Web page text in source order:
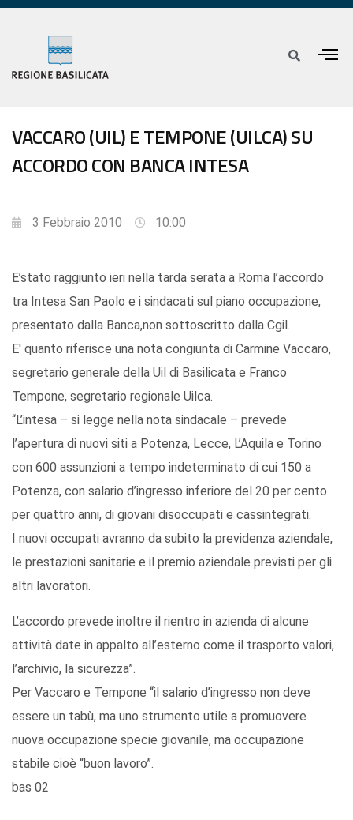
VACCARO (UIL) E TEMPONE (UILCA) SU
ACCORDO CON BANCA INTESA
3 Febbraio 2010 10:00
E’stato raggiunto ieri nella tarda serata a Roma l’accordo
tra Intesa San Paolo e i sindacati sul piano occupazione,
presentato dalla Banca,non sottoscritto dalla Cgil.
E' quanto riferisce una nota congiunta di Carmine Vaccaro,
segretario generale della Uil di Basilicata e Franco
Tempone, segretario regionale Uilca.
“L’intesa – si legge nella nota sindacale – prevede
l’apertura di nuovi siti a Potenza, Lecce, L’Aquila e Torino
con 600 assunzioni a tempo indeterminato di cui 150 a
Potenza, con salario d’ingresso inferiore del 20 per cento
per quattro anni, di giovani disoccupati e cassintegrati.
I nuovi occupati avranno da subito la previdenza aziendale,
le prestazioni sanitarie e il premio aziendale previsti per gli
altri lavoratori.
L’accordo prevede inoltre il rientro in azienda di alcune
attività date in appalto all’esterno come il trasporto valori,
l’archivio, la sicurezza”.
Per Vaccaro e Tempone “il salario d’ingresso non deve
essere un tabù, ma uno strumento utile a promuovere
nuova occupazione specie giovanile, ma occupazione
stabile cioè “buon lavoro”.
bas 02